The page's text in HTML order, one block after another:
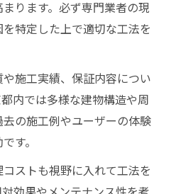
ります。必ず専門業者の現
特定した上で適切な工法を
施工実績、保証内容につい
内では多様な建物構造や周
の施工例やユーザーの体験
す。
ストも視野に入れて工法を